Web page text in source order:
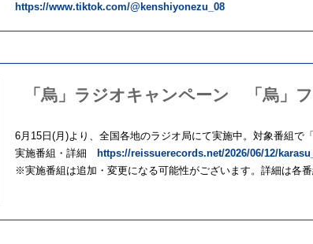
https://www.tiktok.com/@kenshiyonezu_08
「烏」ラジオキャンペーン 「烏」
6月15日(月)より、全国各地のラジオ局にて実施中。対象番組で
実施番組・詳細
https://reissuerecords.net/2026/06/12/
※実施番組は追加・変更になる可能性がございます。詳細は各